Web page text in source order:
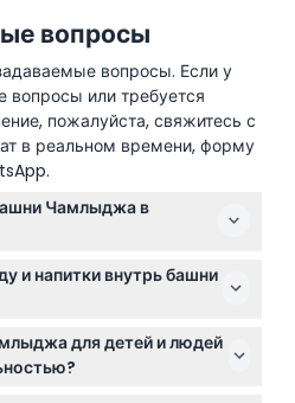
вопросы
вопросы. Если у
вопросы или требуется
пожалуйста, свяжитесь с
в реальном времени, форму
Чамлыджа в
ежедневно с 10:00 до
времени, чтобы
видами и вариантами
— пожалуйста,
и напитки внутрь башни
с собой внутрь
чтобы обеспечить
всех посетителей.
для детей и людей
и старше приветствуются,